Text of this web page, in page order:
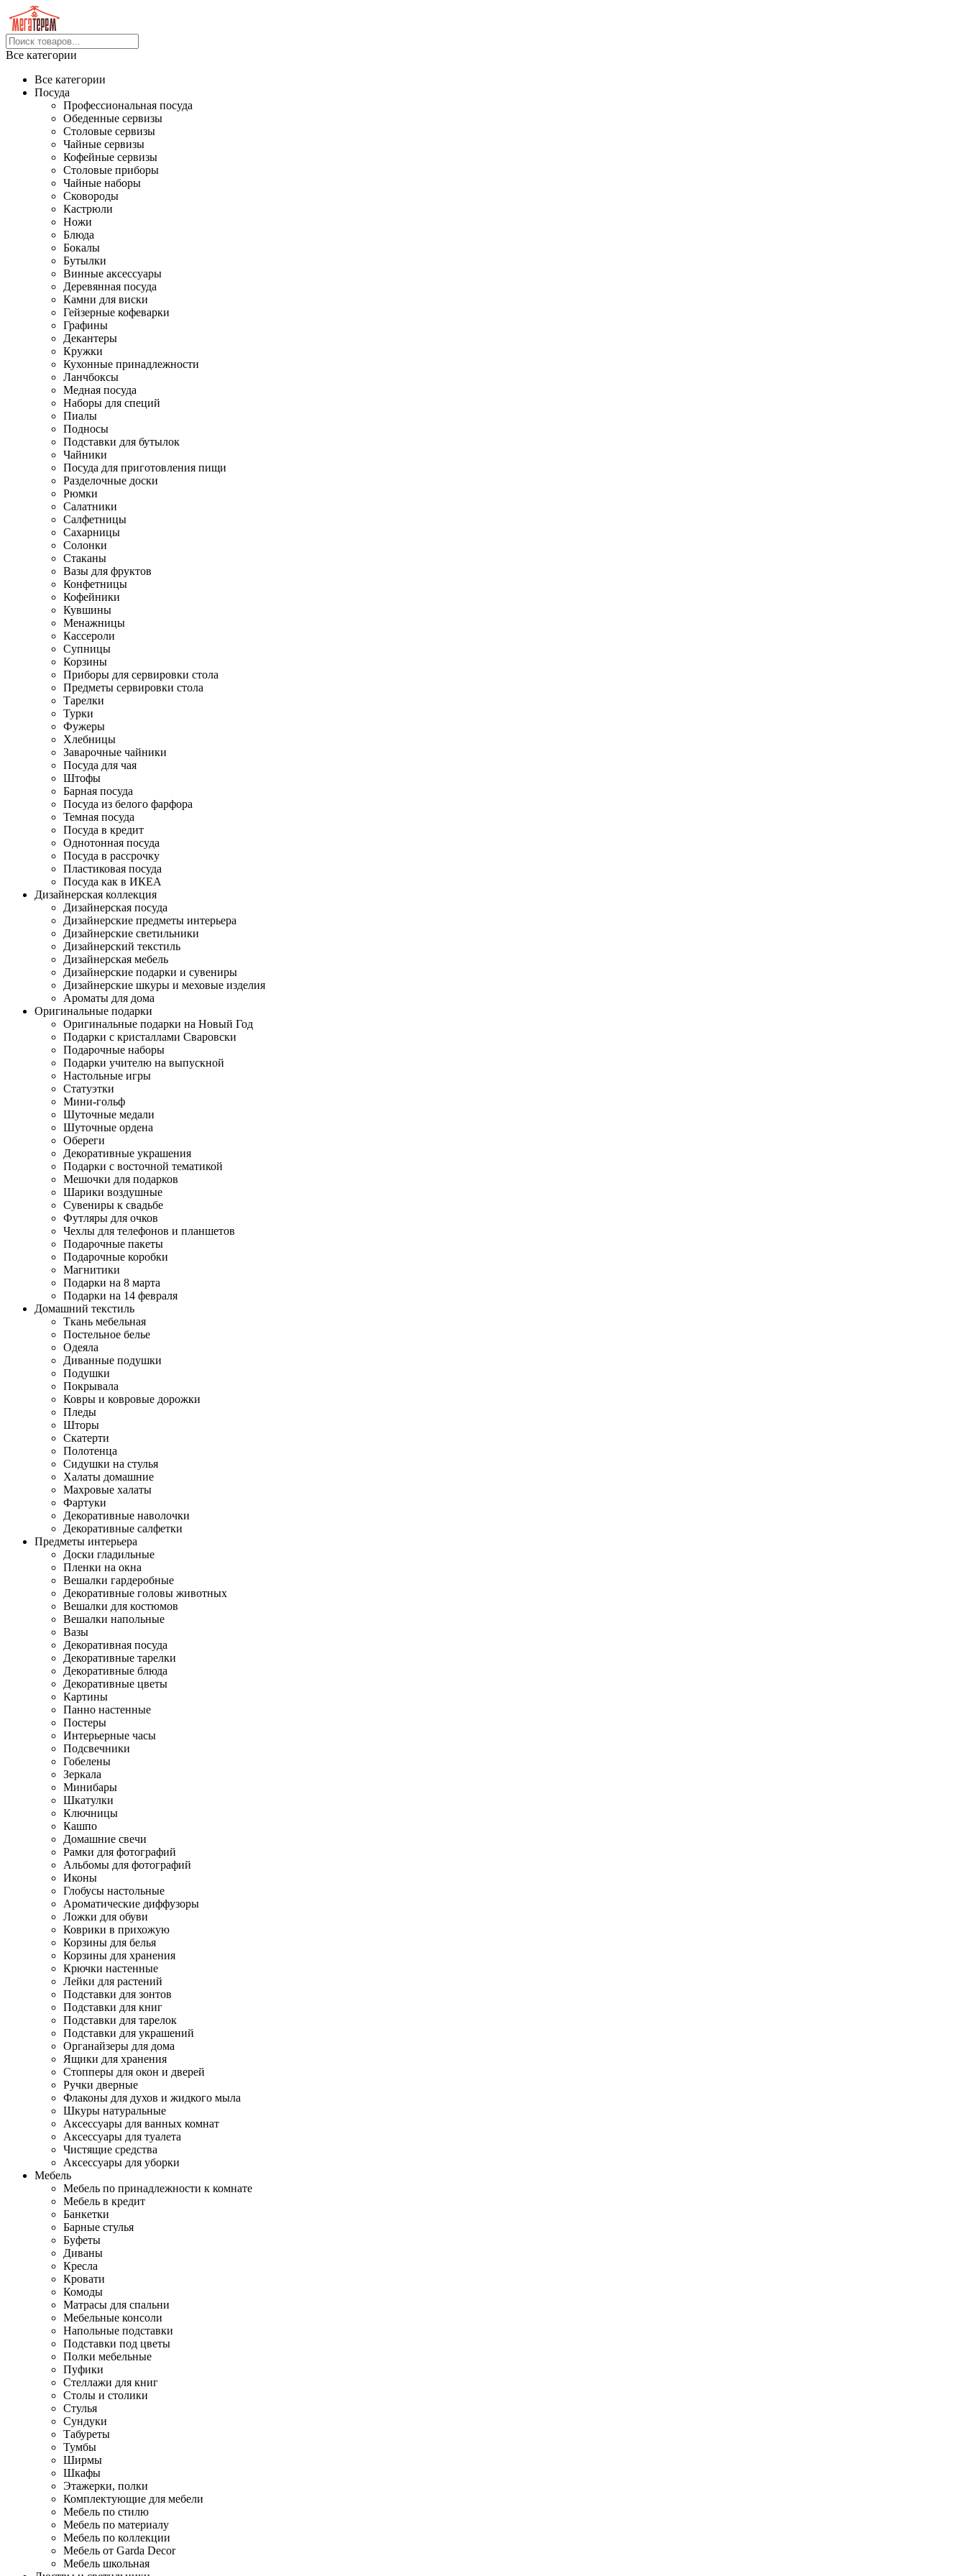
Все категории
Все категории
Посуда
Профессиональная посуда
Обеденные сервизы
Столовые сервизы
Чайные сервизы
Кофейные сервизы
Столовые приборы
Чайные наборы
Сковороды
Кастрюли
Ножи
Блюда
Бокалы
Бутылки
Винные аксессуары
Деревянная посуда
Камни для виски
Гейзерные кофеварки
Графины
Декантеры
Кружки
Кухонные принадлежности
Ланчбоксы
Медная посуда
Наборы для специй
Пиалы
Подносы
Подставки для бутылок
Чайники
Посуда для приготовления пищи
Разделочные доски
Рюмки
Салатники
Салфетницы
Сахарницы
Солонки
Стаканы
Вазы для фруктов
Конфетницы
Кофейники
Кувшины
Менажницы
Кассероли
Супницы
Корзины
Приборы для сервировки стола
Предметы сервировки стола
Тарелки
Турки
Фужеры
Хлебницы
Заварочные чайники
Посуда для чая
Штофы
Барная посуда
Посуда из белого фарфора
Темная посуда
Посуда в кредит
Однотонная посуда
Посуда в рассрочку
Пластиковая посуда
Посуда как в ИКЕА
Дизайнерская коллекция
Дизайнерская посуда
Дизайнерские предметы интерьера
Дизайнерские светильники
Дизайнерский текстиль
Дизайнерская мебель
Дизайнерские подарки и сувениры
Дизайнерские шкуры и меховые изделия
Ароматы для дома
Оригинальные подарки
Оригинальные подарки на Новый Год
Подарки с кристаллами Сваровски
Подарочные наборы
Подарки учителю на выпускной
Настольные игры
Статуэтки
Мини-гольф
Шуточные медали
Шуточные ордена
Обереги
Декоративные украшения
Подарки с восточной тематикой
Мешочки для подарков
Шарики воздушные
Сувениры к свадьбе
Футляры для очков
Чехлы для телефонов и планшетов
Подарочные пакеты
Подарочные коробки
Магнитики
Подарки на 8 марта
Подарки на 14 февраля
Домашний текстиль
Ткань мебельная
Постельное белье
Одеяла
Диванные подушки
Подушки
Покрывала
Ковры и ковровые дорожки
Пледы
Шторы
Скатерти
Полотенца
Сидушки на стулья
Халаты домашние
Махровые халаты
Фартуки
Декоративные наволочки
Декоративные салфетки
Предметы интерьера
Доски гладильные
Пленки на окна
Вешалки гардеробные
Декоративные головы животных
Вешалки для костюмов
Вешалки напольные
Вазы
Декоративная посуда
Декоративные тарелки
Декоративные блюда
Декоративные цветы
Картины
Панно настенные
Постеры
Интерьерные часы
Подсвечники
Гобелены
Зеркала
Минибары
Шкатулки
Ключницы
Кашпо
Домашние свечи
Рамки для фотографий
Альбомы для фотографий
Иконы
Глобусы настольные
Ароматические диффузоры
Ложки для обуви
Коврики в прихожую
Корзины для белья
Корзины для хранения
Крючки настенные
Лейки для растений
Подставки для зонтов
Подставки для книг
Подставки для тарелок
Подставки для украшений
Органайзеры для дома
Ящики для хранения
Стопперы для окон и дверей
Ручки дверные
Флаконы для духов и жидкого мыла
Шкуры натуральные
Аксессуары для ванных комнат
Аксессуары для туалета
Чистящие средства
Аксессуары для уборки
Мебель
Мебель по принадлежности к комнате
Мебель в кредит
Банкетки
Барные стулья
Буфеты
Диваны
Кресла
Кровати
Комоды
Матрасы для спальни
Мебельные консоли
Напольные подставки
Подставки под цветы
Полки мебельные
Пуфики
Стеллажи для книг
Столы и столики
Стулья
Сундуки
Табуреты
Тумбы
Ширмы
Шкафы
Этажерки, полки
Комплектующие для мебели
Мебель по стилю
Мебель по материалу
Мебель по коллекции
Мебель от Garda Decor
Мебель школьная